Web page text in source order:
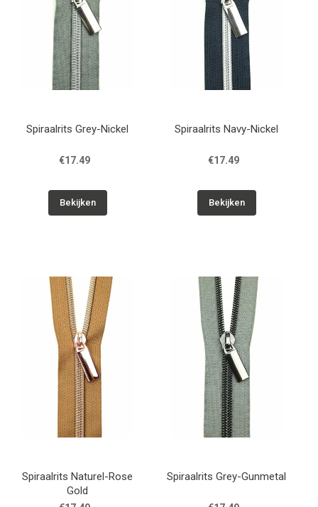
Breien & Haken
Hobby
Workshops
Cadeaubon
Contact
Spiraalrits Grey-Nickel
€17.49
Bekijken
Spiraalrits Navy-Nickel
€17.49
Bekijken
Spiraalrits Naturel-Rose
Gold
Spiraalrits Grey-Gunmetal